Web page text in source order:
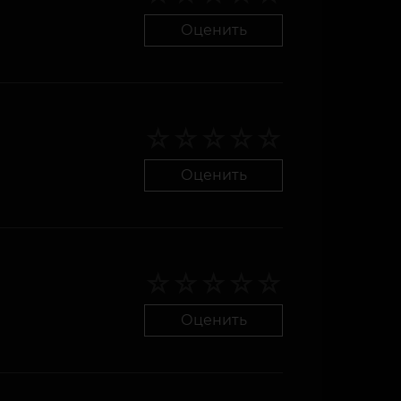
Оценить
Оценить
Оценить